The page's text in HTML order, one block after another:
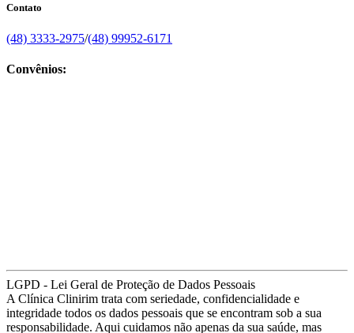
Contato
(48) 3333-2975/(48) 99952-6171
Convênios:
LGPD - Lei Geral de Proteção de Dados Pessoais
A Clínica Clinirim trata com seriedade, confidencialidade e
integridade todos os dados pessoais que se encontram sob a sua
responsabilidade. Aqui cuidamos não apenas da sua saúde, mas